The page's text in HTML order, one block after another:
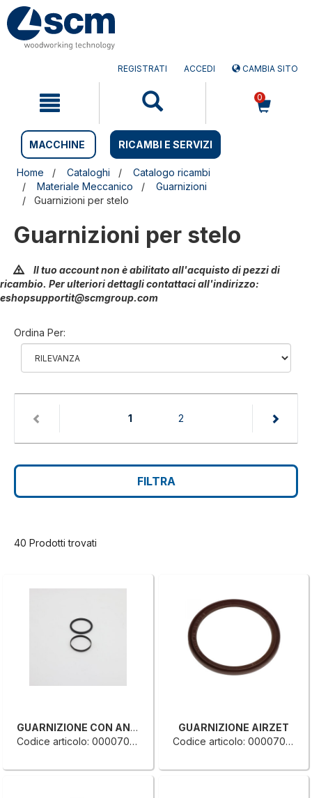
Salta
contenuto
Salta
menu
REGISTRATI ACCEDI CAMBIA SITO
0
MACCHINE RICAMBI E SERVIZI
Home Cataloghi
Catalogo ricambi
Materiale Meccanico
Guarnizioni
Guarnizioni per stelo
Guarnizioni per stelo
Il tuo account non è abilitato all'acquisto di pezzi di
ricambio. Per ulteriori dettagli contattaci all'indirizzo:
eshopsupportit@scmgroup.com
Ordina Per:
1(current) 2
FILTRA
40 Prodotti trovati
GUARNIZIONE CON ANELLO
Codice articolo: 0000707001G
GUARNIZIONE AIRZET
Codice articolo: 0000707314B